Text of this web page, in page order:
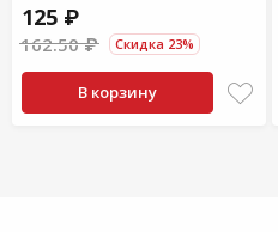
125 ₽
162.50 ₽ Скидка 23%
В корзину